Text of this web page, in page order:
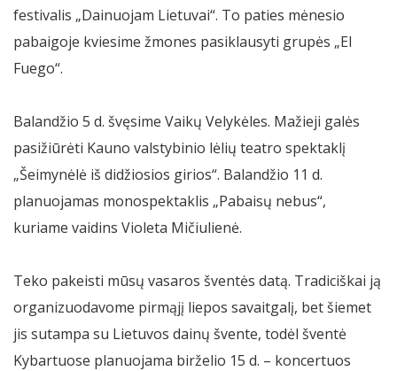
festivalis „Dainuojam Lietuvai“. To paties mėnesio
pabaigoje kviesime žmones pasiklausyti grupės „El
Fuego“.
Balandžio 5 d. švęsime Vaikų Velykėles. Mažieji galės
pasižiūrėti Kauno valstybinio lėlių teatro spektaklį
„Šeimynėlė iš didžiosios girios“. Balandžio 11 d.
planuojamas monospektaklis „Pabaisų nebus“,
kuriame vaidins Violeta Mičiulienė.
Teko pakeisti mūsų vasaros šventės datą. Tradiciškai ją
organizuodavome pirmąjį liepos savaitgalį, bet šiemet
jis sutampa su Lietuvos dainų švente, todėl šventė
Kybartuose planuojama birželio 15 d. – koncertuos